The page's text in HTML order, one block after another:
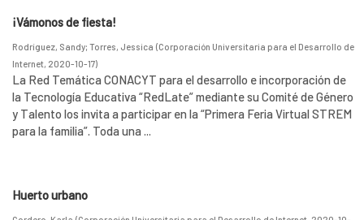
¡Vámonos de fiesta!
Rodríguez, Sandy; Torres, Jessica (Corporación Universitaria para el Desarrollo de
Internet, 2020-10-17)
La Red Temática CONACYT para el desarrollo e incorporación de
la Tecnología Educativa “RedLate” mediante su Comité de Género
y Talento los invita a participar en la “Primera Feria Virtual STREM
para la familia”. Toda una ...
Huerto urbano